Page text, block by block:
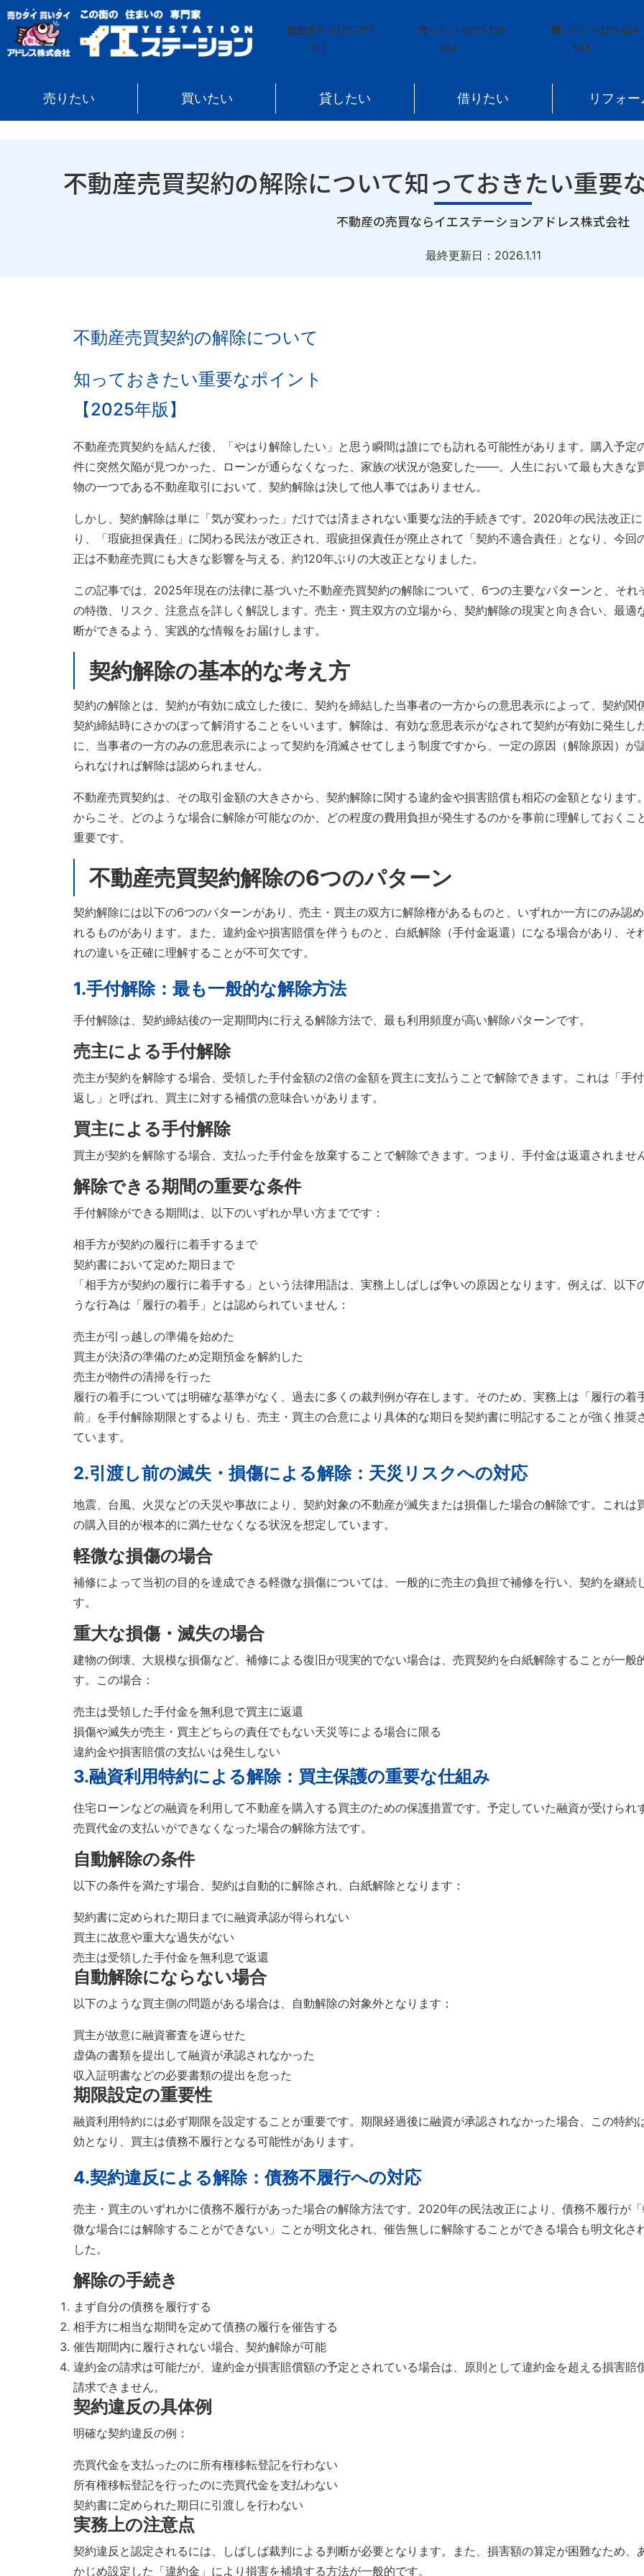
総合受付 0120-297-
011
売りたい 0120-139-
664
買いたい 0120-424-
544
売りたい 買いたい 貸したい 借りたい リフォー
イエステーション » 不動産売却コラム
不動産売買契約の解除について知っておきたい重要
｜
不動産の売買ならイエステーションアドレス株式会社
最終更新日： 2026.1.11
不動産売買契約の解除について
知っておきたい重要なポイント
【2025年版】
不動産売買契約を結んだ後、「やはり解除したい」と思う瞬間は誰にでも訪れる可能性があります。購入予定
件に突然欠陥が見つかった、ローンが通らなくなった、家族の状況が急変した——。人生において最も大きな
物の一つである不動産取引において、契約解除は決して他人事ではありません。
しかし、契約解除は単に「気が変わった」だけでは済まされない重要な法的手続きです。2020年の民法改正に
り、「瑕疵担保責任」に関わる民法が改正され、瑕疵担保責任が廃止されて「契約不適合責任」となり、今回
正は不動産売買にも大きな影響を与える、約120年ぶりの大改正となりました。
この記事では、2025年現在の法律に基づいた不動産売買契約の解除について、6つの主要なパターンと、それ
の特徴、リスク、注意点を詳しく解説します。売主・買主双方の立場から、契約解除の現実と向き合い、最適
断ができるよう、実践的な情報をお届けします。
契約解除の基本的な考え方
契約の解除とは、契約が有効に成立した後に、契約を締結した当事者の一方からの意思表示によって、契約関
契約締結時にさかのぼって解消することをいいます。解除は、有効な意思表示がなされて契約が有効に発生し
に、当事者の一方のみの意思表示によって契約を消滅させてしまう制度ですから、一定の原因（解除原因）が
られなければ解除は認められません。
不動産売買契約は、その取引金額の大きさから、契約解除に関する違約金や損害賠償も相応の金額となります
からこそ、どのような場合に解除が可能なのか、どの程度の費用負担が発生するのかを事前に理解しておくこ
重要です。
不動産売買契約解除の6つのパターン
契約解除には以下の6つのパターンがあり、売主・買主の双方に解除権があるものと、いずれか一方にのみ認
れるものがあります。また、違約金や損害賠償を伴うものと、白紙解除（手付金返還）になる場合があり、そ
れの違いを正確に理解することが不可欠です。
1.手付解除：最も一般的な解除方法
手付解除は、契約締結後の一定期間内に行える解除方法で、最も利用頻度が高い解除パターンです。
売主による手付解除
売主が契約を解除する場合、受領した手付金額の2倍の金額を買主に支払うことで解除できます。これは「手
返し」と呼ばれ、買主に対する補償の意味合いがあります。
買主による手付解除
買主が契約を解除する場合、支払った手付金を放棄することで解除できます。つまり、手付金は返還されません
解除できる期間の重要な条件
手付解除ができる期間は、以下のいずれか早い方までです：
相手方が契約の履行に着手するまで
契約書において定めた期日まで
「相手方が契約の履行に着手する」という法律用語は、実務上しばしば争いの原因となります。例えば、以下
うな行為は「履行の着手」とは認められていません：
売主が引っ越しの準備を始めた
買主が決済の準備のため定期預金を解約した
売主が物件の清掃を行った
履行の着手については明確な基準がなく、過去に多くの裁判例が存在します。そのため、実務上は「履行の着
前」を手付解除期限とするよりも、売主・買主の合意により具体的な期日を契約書に明記することが強く推奨
ています。
2.引渡し前の滅失・損傷による解除：天災リスクへの対応
地震、台風、火災などの天災や事故により、契約対象の不動産が滅失または損傷した場合の解除です。これは
の購入目的が根本的に満たせなくなる状況を想定しています。
軽微な損傷の場合
補修によって当初の目的を達成できる軽微な損傷については、一般的に売主の負担で補修を行い、契約を継続
す。
重大な損傷・滅失の場合
建物の倒壊、大規模な損傷など、補修による復旧が現実的でない場合は、売買契約を白紙解除することが一般
す。この場合：
売主は受領した手付金を無利息で買主に返還
損傷や滅失が売主・買主どちらの責任でもない天災等による場合に限る
違約金や損害賠償の支払いは発生しない
3.融資利用特約による解除：買主保護の重要な仕組み
住宅ローンなどの融資を利用して不動産を購入する買主のための保護措置です。予定していた融資が受けられず
売買代金の支払いができなくなった場合の解除方法です。
自動解除の条件
以下の条件を満たす場合、契約は自動的に解除され、白紙解除となります：
契約書に定められた期日までに融資承認が得られない
買主に故意や重大な過失がない
売主は受領した手付金を無利息で返還
自動解除にならない場合
以下のような買主側の問題がある場合は、自動解除の対象外となります：
買主が故意に融資審査を遅らせた
虚偽の書類を提出して融資が承認されなかった
収入証明書などの必要書類の提出を怠った
期限設定の重要性
融資利用特約には必ず期限を設定することが重要です。期限経過後に融資が承認されなかった場合、この特約
効となり、買主は債務不履行となる可能性があります。
4.契約違反による解除：債務不履行への対応
売主・買主のいずれかに債務不履行があった場合の解除方法です。2020年の民法改正により、債務不履行が
微な場合には解除することができない」ことが明文化され、催告無しに解除することができる場合も明文化さ
した。
解除の手続き
まず自分の債務を履行する
相手方に相当な期間を定めて債務の履行を催告する
催告期間内に履行されない場合、契約解除が可能
違約金の請求は可能だが、違約金が損害賠償額の予定とされている場合は、原則として違約金を超える損害賠
請求できません。
契約違反の具体例
明確な契約違反の例：
売買代金を支払ったのに所有権移転登記を行わない
所有権移転登記を行ったのに売買代金を支払わない
契約書に定められた期日に引渡しを行わない
実務上の注意点
契約違反と認定されるには、しばしば裁判による判断が必要となります。また、損害額の算定が困難なため、
かじめ設定した「違約金」により損害を補填する方法が一般的です。